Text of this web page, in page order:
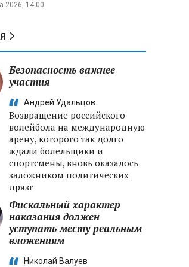
2026, 14:00
Безопасность важнее
участия
Андрей Удальцов
Возвращение российского
волейбола на международную
арену, которого так долго
ждали болельщики и
спортсмены, вновь оказалось
заложником политических
дрязг
Фискальный характер
наказания должен
уступать месту реальным
вложениям
Николай Валуев